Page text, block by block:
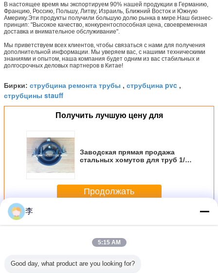
В настоящее время мы экспортируем 90% нашей продукции в Германию,
Францию, Россию, Польшу, Литву, Израиль, Ближний Восток и Южную
Америку.Эти продукты получили большую долю рынка в мире.Наш бизнес-
принцип: "Высокое качество, конкурентоспособная цена, своевременная
доставка и внимательное обслуживание".
Мы приветствуем всех клиентов, чтобы связаться с нами для получения
дополнительной информации. Мы уверяем вас, с нашими техническими
знаниями и опытом, наша компания будет одним из вас стабильных и
долгосрочных деловых партнеров в Китае!
Бирки: струбцина ремонта трубы , струбцина pvc ,
струбцины stauff
Получить лучшую цену для
Заводская прямая продажа
стальных хомутов для труб 1/2-
Продолжать
Больше
李
5:15 AM
Good day, what product are you looking for?